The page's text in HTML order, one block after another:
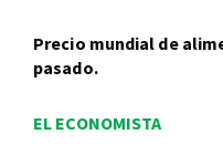
Precio mundial de
pasado.
EL ECONOMISTA